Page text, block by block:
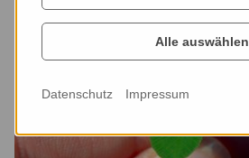
Alle auswählen
Datenschutz Impressum